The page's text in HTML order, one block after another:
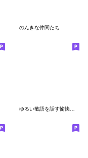
のんきな仲間たち
ゆるい敬語を話す愉快な珍獣達スタンプ